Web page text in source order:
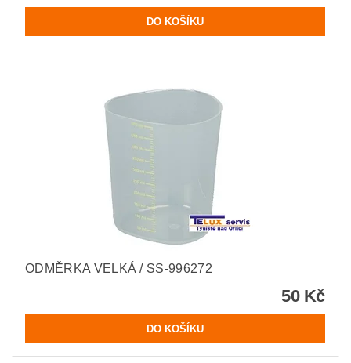
ODMĚRKA VELKÁ / SS-996272
50 Kč